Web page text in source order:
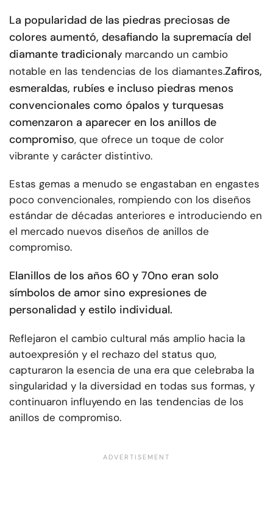
La popularidad de las piedras preciosas de
colores aumentó, desafiando la supremacía del
diamante tradicionaly marcando un cambio
notable en las tendencias de los diamantes.Zafiros,
esmeraldas, rubíes e incluso piedras menos
convencionales como ópalos y turquesas
comenzaron a aparecer en los anillos de
compromiso, que ofrece un toque de color
vibrante y carácter distintivo.
Estas gemas a menudo se engastaban en engastes
poco convencionales, rompiendo con los diseños
estándar de décadas anteriores e introduciendo en
el mercado nuevos diseños de anillos de
compromiso.
Elanillos de los años 60 y 70no eran solo
símbolos de amor sino expresiones de
personalidad y estilo individual.
Reflejaron el cambio cultural más amplio hacia la
autoexpresión y el rechazo del status quo,
capturaron la esencia de una era que celebraba la
singularidad y la diversidad en todas sus formas, y
continuaron influyendo en las tendencias de los
anillos de compromiso.